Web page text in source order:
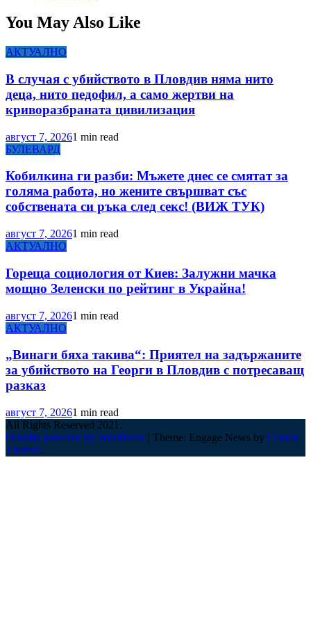
You May Also Like
АКТУАЛНО
В случая с убийството в Пловдив няма нито
деца, нито педофил, а само жертви на
криворазбраната цивилизация
август 7, 20261 min read
БУЛЕВАРД
Кобилкина ги разби: Мъжете днес се смятат за
голяма работа, но жените свършват със
собствената си ръка след секс! (ВИЖ ТУК)
август 7, 20261 min read
АКТУАЛНО
Гореща социология от Киев: Залужни мачка
мощно Зеленски по рейтинг в Украйна!
август 7, 20261 min read
АКТУАЛНО
„Винаги бяха такива“: Приятел на задържаните
за убийството на Георги в Пловдив с потресаващ
разказ
август 7, 20261 min read
All Rights Reserved 2021.
Proudly powered by WordPress | Theme: Engage News by Candid
Themes.